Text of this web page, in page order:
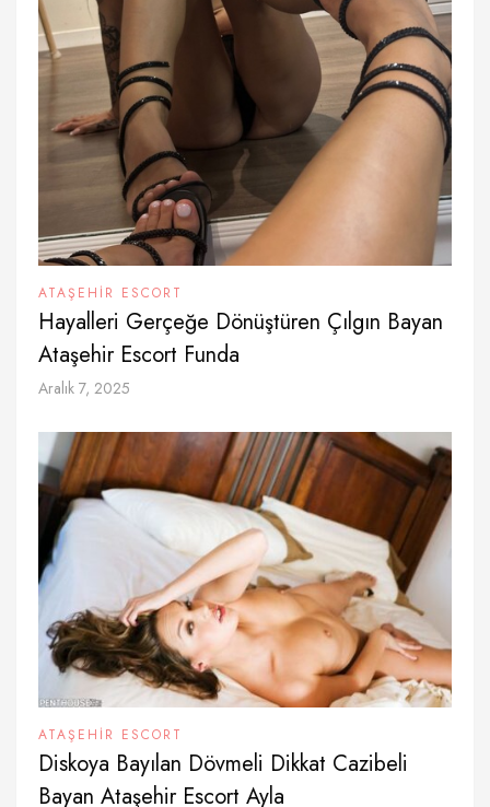
ATAŞEHIR ESCORT
Hayalleri Gerçeğe Dönüştüren Çılgın Bayan
Ataşehir Escort Funda
Aralık 7, 2025
ATAŞEHIR ESCORT
Diskoya Bayılan Dövmeli Dikkat Cazibeli
Bayan Ataşehir Escort Ayla